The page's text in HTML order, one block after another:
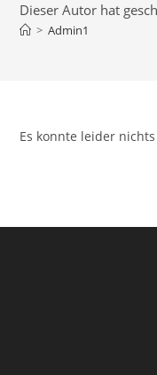
Dieser Autor hat
> Admin1
Es konnte leider